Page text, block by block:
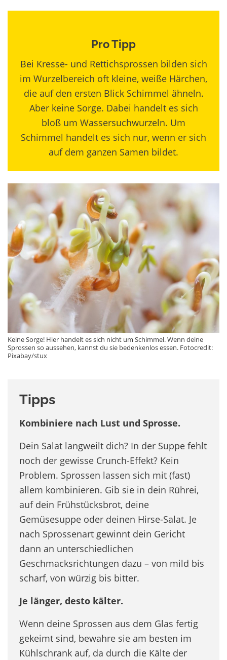
Pro Tipp
Bei Kresse- und Rettichsprossen bilden sich
im Wurzelbereich oft kleine, weiße Härchen,
die auf den ersten Blick Schimmel ähneln.
Aber keine Sorge. Dabei handelt es sich
bloß um Wassersuchwurzeln. Um
Schimmel handelt es sich nur, wenn er sich
auf dem ganzen Samen bildet.
Keine Sorge! Hier handelt es sich nicht um Schimmel. Wenn deine
Sprossen so aussehen, kannst du sie bedenkenlos essen. Fotocredit:
Pixabay/stux
Tipps
Kombiniere nach Lust und Sprosse.
Dein Salat langweilt dich? In der Suppe fehlt
noch der gewisse Crunch-Effekt? Kein
Problem. Sprossen lassen sich mit (fast)
allem kombinieren. Gib sie in dein Rührei,
auf dein Frühstücksbrot, deine
Gemüsesuppe oder deinen Hirse-Salat. Je
nach Sprossenart gewinnt dein Gericht
dann an unterschiedlichen
Geschmacksrichtungen dazu – von mild bis
scharf, von würzig bis bitter.
Je länger, desto kälter.
Wenn deine Sprossen aus dem Glas fertig
gekeimt sind, bewahre sie am besten im
Kühlschrank auf, da durch die Kälte der